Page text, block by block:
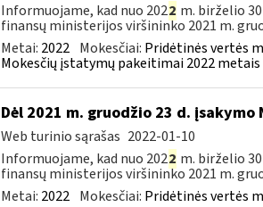
Informuojame, kad nuo 2022 m. birželio
finansų ministerijos viršininko 2021 m.
Metai: 2022 Mokesčiai: Pridėtinės vertės
Mokesčių įstatymų pakeitimai 2022
Dėl 2021 m. gruodžio 23 d. įsakymo
Web turinio sąrašas 2022-01-10
Informuojame, kad nuo 2022 m. birželio
finansų ministerijos viršininko 2021 m.
Metai: 2022 Mokesčiai: Pridėtinės vertės